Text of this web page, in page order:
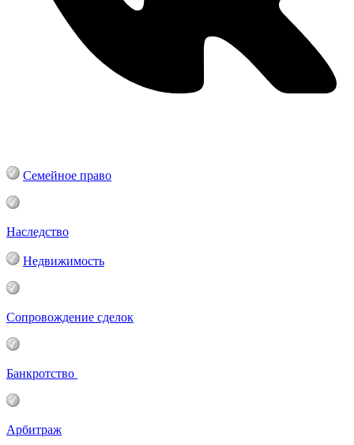
Семейное право
Наследство
Недвижимость
Сопровождение сделок
Банкротство
Арбитраж